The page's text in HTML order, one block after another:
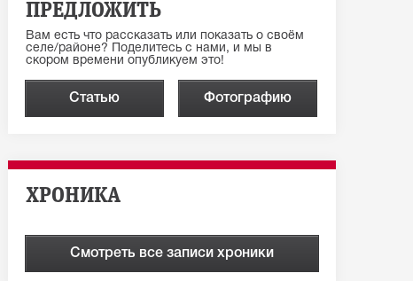
ПРЕДЛОЖИТЬ
Вам есть что рассказать или показать о своём
селе/районе? Поделитесь с нами, и мы в
скором времени опубликуем это!
Статью Фотографию
ХРОНИКА
Смотреть все записи хроники